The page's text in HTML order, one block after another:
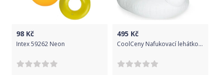
98 Kč
Intex 59262 Neon
495 Kč
CoolCeny Nafukovací lehátko – obří Jednorožec, 2 metry